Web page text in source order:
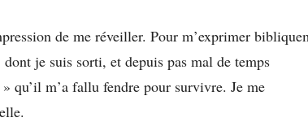
de me réveiller. Pour m’exprimer
je suis sorti, et depuis pas mal de temps
qu’il m’a fallu fendre pour survivre. Je me